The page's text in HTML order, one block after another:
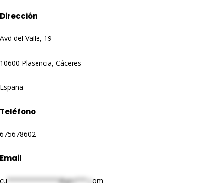
Dirección
Avd del Valle, 19
10600 Plasencia, Cáceres
España
Teléfono
675678602
Email
cu *************@gm***.c om